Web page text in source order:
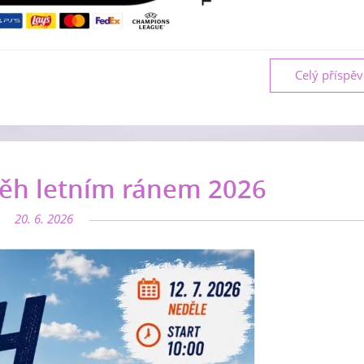
Celý
letním ránem 2026
20. 6. 2026